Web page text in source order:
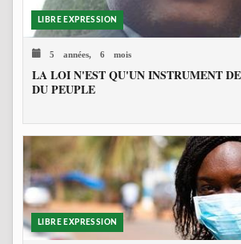
LIBRE EXPRESSION
5 années, 6 mois
LA LOI N'EST QU'UN INSTRUMENT
DU PEUPLE
LIBRE EXPRESSION